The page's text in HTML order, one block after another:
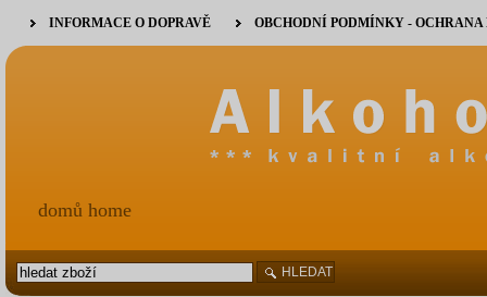
INFORMACE O DOPRAVĚ OBCHODNÍ PODMÍNKY -
domů home
HLEDAT